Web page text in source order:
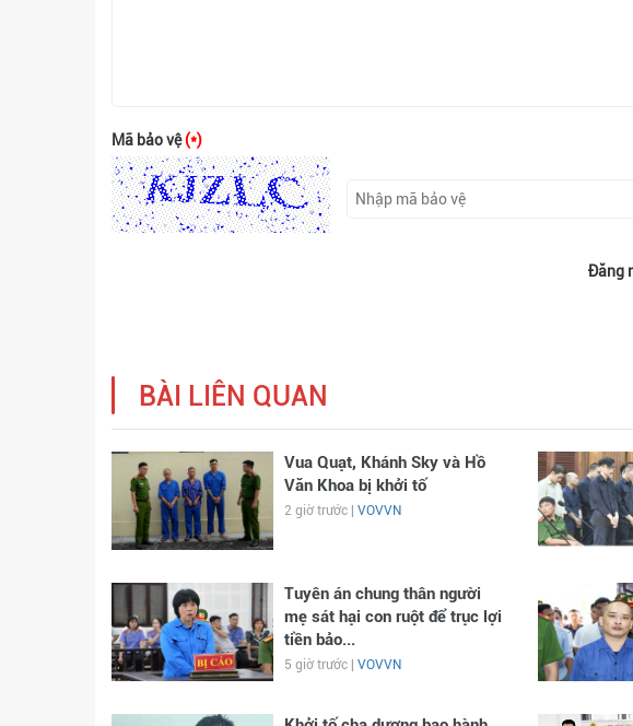
Mã bảo vệ(*)
Đăng
BÀI LIÊN QUAN
Vua Quạt, Khánh Sky và Hồ
Văn Khoa bị khởi tố
2 giờ trước | VOVVN
Tuyên án chung thân người
mẹ sát hại con ruột để trục lợi
tiền bảo...
5 giờ trước | VOVVN